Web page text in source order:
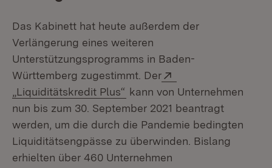
Das Kabinett hat heute außerdem der
Verlängerung eines weiteren
Unterstützungsprogramms in Baden-
Württemberg zugestimmt. Der
„Liquiditätskredit Plus“ (Öffnet in neuem Fenster)
kann von Unternehmen
nun bis zum 30. September 2021 beantragt
werden, um die durch die Pandemie bedingten
Liquiditätsengpässe zu überwinden. Bislang
erhielten über 460 Unternehmen